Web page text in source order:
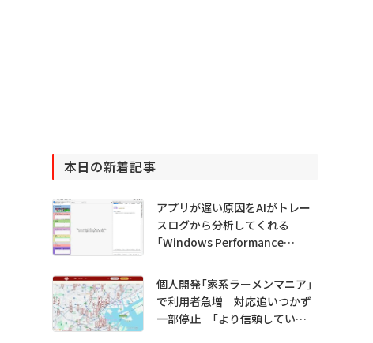
本日の新着記事
アプリが遅い原因をAIがトレー
スログから分析してくれる
「Windows Performance
プレビュー公開
個人開発「家系ラーメンマニア」
で利用者急増 対応追いつかず
一部停止 「より信頼していた